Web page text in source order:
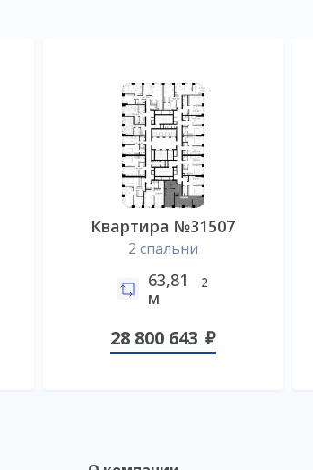
Квартира №31507
2 спальни
63,81
м
2
28 800 643